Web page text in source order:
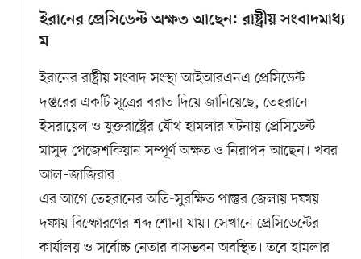
ইরানের প্রেসিডেন্ট অক্ষত আছেন: রাষ্ট্রীয় সংবাদমাধ্য
ম
ইরানের রাষ্ট্রীয় সংবাদ সংস্থা আইআরএনএ প্রেসিডেন্ট
দপ্তরের একটি সূত্রের বরাত দিয়ে জানিয়েছে, তেহরানে
ইসরায়েল ও যুক্তরাষ্ট্রের যৌথ হামলার ঘটনায় প্রেসিডেন্ট
মাসুদ পেজেশকিয়ান সম্পূর্ণ অক্ষত ও নিরাপদ আছেন। খবর
আল–জাজিরার।
এর আগে তেহরানের অতি-সুরক্ষিত পাস্তুর জেলায় দফায়
দফায় বিস্ফোরণের শব্দ শোনা যায়। সেখানে প্রেসিডেন্টের
কার্যালয় ও সর্বোচ্চ নেতার বাসভবন অবস্থিত। তবে হামলার